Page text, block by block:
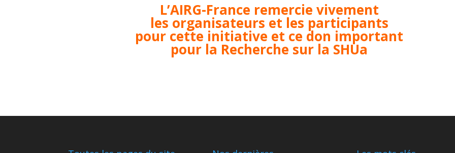
L’AIRG-France remercie vivement
les organisateurs et les participants
pour cette initiative et ce don important
pour la Recherche sur la SHUa